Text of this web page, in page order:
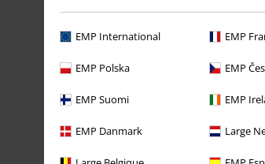
EMP International EMP
EMP Polska EMP
EMP Suomi EMP
EMP Danmark Large